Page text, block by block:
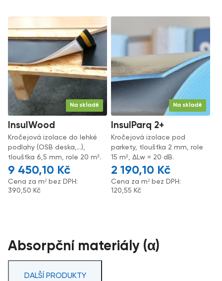
Na skladě
InsulWood
Kročejová izolace do lehké
podlahy (OSB deska,...),
tloušťka 6,5 mm, role 20 m².
9 450,10 Kč
Cena za m² bez DPH:
390,50 Kč
Na skladě
InsulParq 2+
Kročejová izolace pod
parkety, tloušťka 2 mm, role
15 m², ΔLw = 20 dB.
2 190,10 Kč
Cena za m² bez DPH:
120,55 Kč
Absorpční materiály (α)
DALŠÍ PRODUKTY